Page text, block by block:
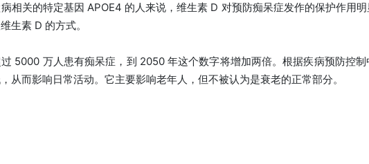
相关的特定基因 APOE4 的人来说，维生素 D 对预防痴呆症发作的保护作用
生素 D 的方式。
5000 万人患有痴呆症，到 2050 年这个数字将增加两倍。根据疾病预防控
从而影响日常活动。它主要影响老年人，但不被认为是衰老的正常部分。